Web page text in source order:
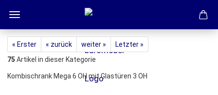
« Erster « zurück weiter »
Letzter »
75 Artikel in dieser Kategorie
Kombischrank Mega 6 OH mit Glastüren 3 OH